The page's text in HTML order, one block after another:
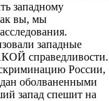
западному
вы, мы
западные
справедливости.
России,
оболваненными
запад спешит на